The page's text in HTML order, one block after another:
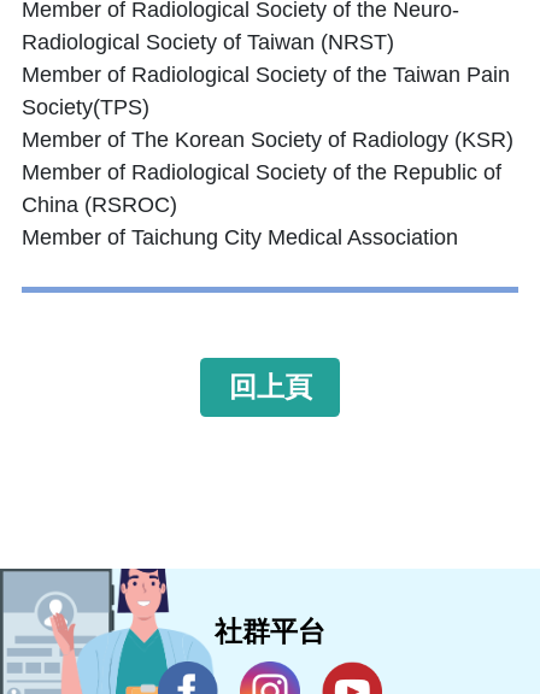
Member of Radiological Society of the Neuro-
Radiological Society of Taiwan (NRST)
Member of Radiological Society of the Taiwan Pain
Society(TPS)
Member of The Korean Society of Radiology (KSR)
Member of Radiological Society of the Republic of
China (RSROC)
Member of Taichung City Medical Association
回上頁
社群平台